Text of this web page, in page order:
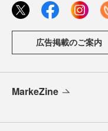
広告掲載のご案内
MarkeZine